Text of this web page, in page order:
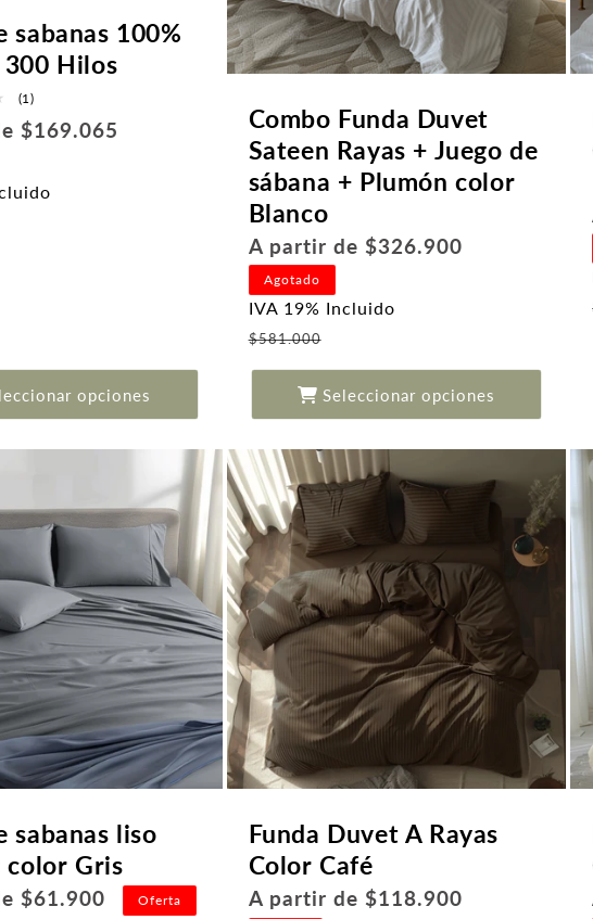
sabanas 100%
Hilos
(1)1
totales
$169.065
opciones
Combo Funda Duvet
Sateen Rayas + Juego de
sábana + Plumón color
Blanco
Precio
habitual
A partir de $326.900
Agotado
IVA 19% Incluido
$581.000
de
oferta
Seleccionar opciones
sabanas liso
Gris
$61.900 Oferta
Funda Duvet A Rayas
Color Café
Precio
A partir de $118.900